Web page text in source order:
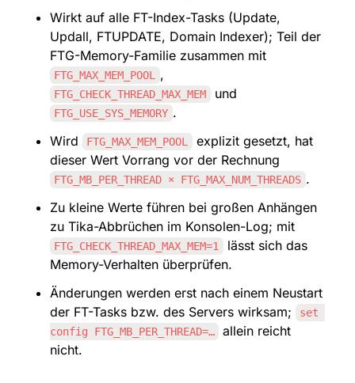
Wirkt auf alle FT-Index-Tasks (Update,
Updall, FTUPDATE, Domain Indexer); Teil der
FTG_MAX_MEM_POOL
FTG_CHECK_THREAD_MAX_MEM
FTG_USE_SYS_MEMORY .
Wird
FTG_MAX_MEM_POOL
explizit gesetzt, hat
FTG_MB_PER_THREAD × FTG_MAX_NUM_THREADS .
Zu kleine Werte führen bei großen Anhängen
FTG_CHECK_THREAD_MAX_MEM=1
lässt sich das
Memory-Verhalten überprüfen.
Änderungen werden erst nach einem Neustart
der FT-Tasks bzw. des Servers wirksam;
set
config FTG_MB_PER_THREAD=…
allein reicht
nicht.